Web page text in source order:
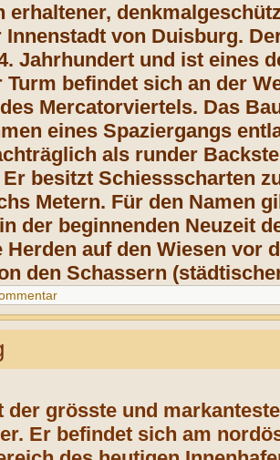
erhaltener,
von Duisburg.
Jahrhundert und ist eines
befindet sich an der
Mercatorviertels. Das
eines Spaziergangs
als runder
besitzt Schiessscharten
Metern. Für den Namen
der beginnenden Neuzeit
auf den Wiesen vor
den Schassern
der grösste und
Er befindet sich am